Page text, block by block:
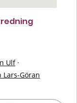
Ulf ·
Lars-Göran